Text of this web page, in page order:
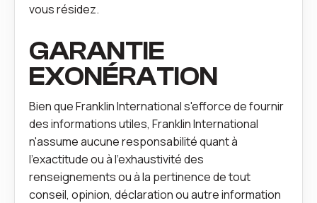
vous résidez.
GARANTIE
EXONÉRATION
Bien que Franklin International s'efforce de fournir
des informations utiles, Franklin International
n'assume aucune responsabilité quant à
l'exactitude ou à l'exhaustivité des
renseignements ou à la pertinence de tout
conseil, opinion, déclaration ou autre information